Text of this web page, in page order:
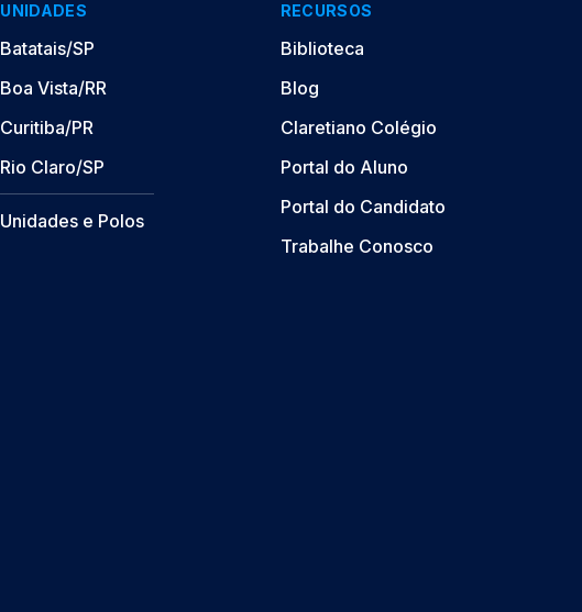
UNIDADES
Batatais/SP
Boa Vista/RR
Curitiba/PR
Rio Claro/SP
Unidades e Polos
RECURSOS
Biblioteca
Blog
Claretiano Colégio
Portal do Aluno
Portal do Candidato
Trabalhe Conosco